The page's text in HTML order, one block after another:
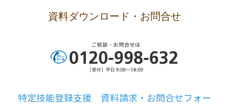
資料ダウンロード・お問合せ